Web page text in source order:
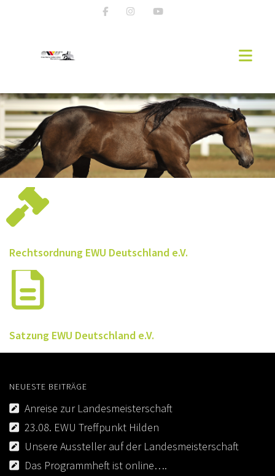
AKTUELLES
EWU NEWS
WESTERNREITER ONLINE
EWU-RHEINLAND
MITGLIED WERDEN
RHEINLAND-KADER 2025
TURNIERSPORT
TURNIERFACHLEUTE
TROPHY WERTUNG 2026
FREIZEIT
HORSE AND DOG TRAIL
Rechtsordnung EWU Deutschland e.V.
Satzung EWU Deutschland e.V.
NEUESTE BEITRÄGE
Anreise zur Landesmeisterschaft
23.08. EWU Treffpunkt Hilden
Unsere Aussteller auf der Landesmeisterschaft
Das Programmheft ist online….